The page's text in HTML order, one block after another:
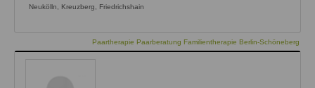
Neukölln, Kreuzberg, Friedrichshain
Paartherapie Paarberatung Familientherapie Berlin-Schöneberg